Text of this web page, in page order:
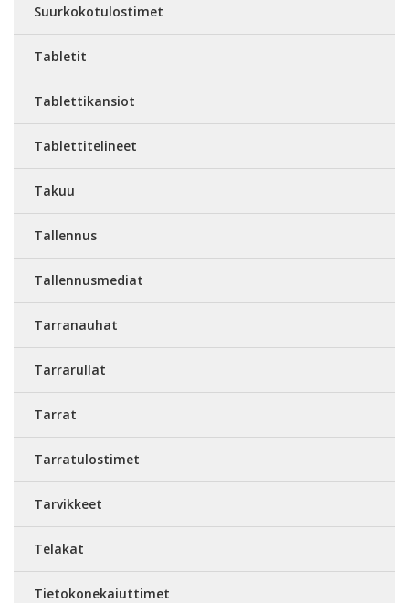
Suurkokotulostimet
Tabletit
Tablettikansiot
Tablettitelineet
Takuu
Tallennus
Tallennusmediat
Tarranauhat
Tarrarullat
Tarrat
Tarratulostimet
Tarvikkeet
Telakat
Tietokonekaiuttimet